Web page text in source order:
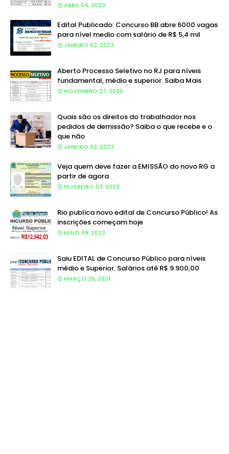
ABRIL 04, 2023
Edital Publicado: Concurso BB abre 6000 vagas
para nível medio com salário de R$ 5,4 mil
JANEIRO 02, 2023
Aberto Processo Seletivo no RJ para níveis
fundamental, médio e superior. Saiba Mais
NOVEMBRO 27, 2020
Quais são os direitos do trabalhador nos
pedidos de demissão? Saiba o que recebe e o
que não
JANEIRO 02, 2023
Veja quem deve fazer a EMISSÃO do novo RG a
partir de agora
FEVEREIRO 03, 2023
Rio publica novo edital de Concurso Público! As
inscrições começam hoje
MAIO 09, 2023
Saiu EDITAL de Concurso Público para níveis
médio e Superior. Salários até R$ 9.900,00
MARÇO 26, 2021